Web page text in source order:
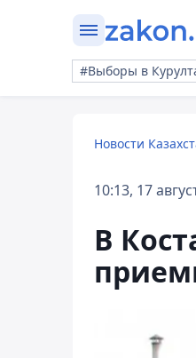
#Выборы в
Новости
10:13, 17
В